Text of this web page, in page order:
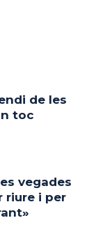
de les
toc
vegades
riure i per